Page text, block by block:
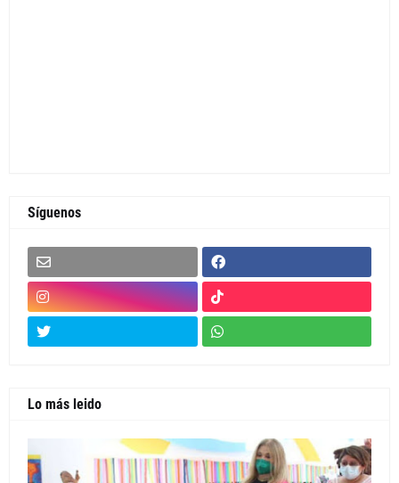
Síguenos
Lo más leido